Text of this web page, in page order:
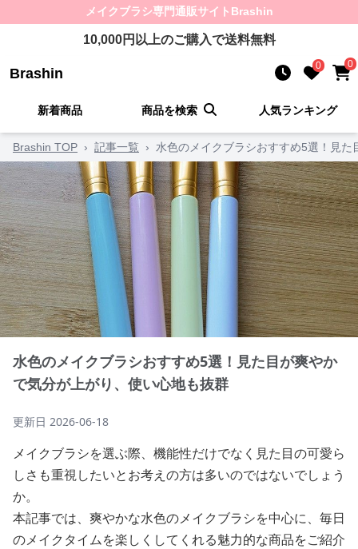
メイクブラシ専門通販サイト Brashin
10,000円以上のご購入で送料無料
Brashin 0 0
新着商品 商品を検索 人気ランキング
Brashin TOP › 記事一覧 › 水色のメイクブラシおすすめ5選！見
水色のメイクブラシおすすめ5選！見た目が爽やか
で気分が上がり、使い心地も抜群
更新日 2026-06-18
メイクブラシを選ぶ際、機能性だけでなく見た目の可愛ら
しさも重視したいとお考えの方は多いのではないでしょう
か。
本記事では、爽やかな水色のメイクブラシを中心に、毎日
のメイクタイムを楽しくしてくれる魅力的な商品をご紹介